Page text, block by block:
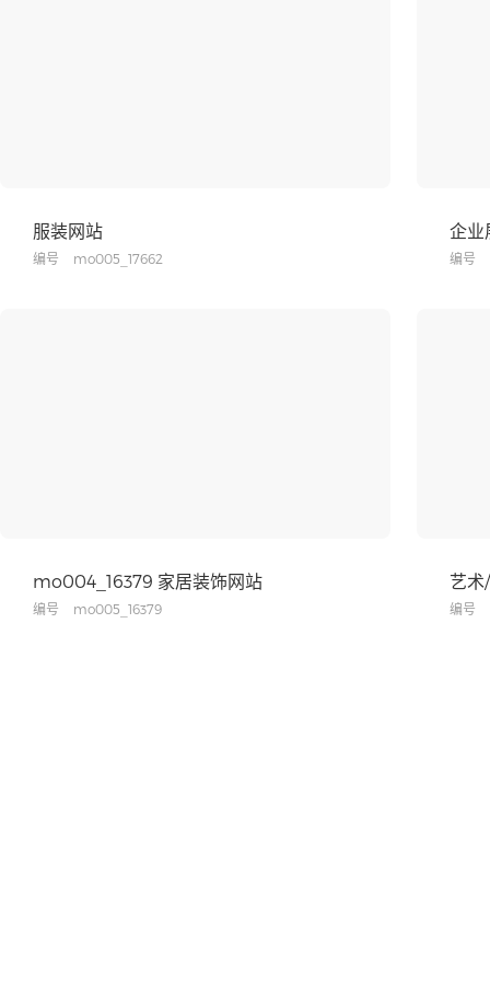
服装网站
编号 mo005_17662
企业
编号
mo004_16379 家居装饰网站
编号 mo005_16379
艺术
编号